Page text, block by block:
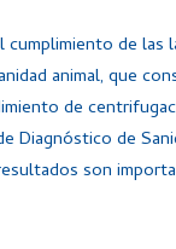
cumplimiento de las
animal, que
de
de
son